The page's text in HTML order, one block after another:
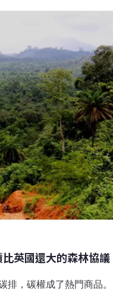
分布熱區多位於台南、嘉
，可能曾是草鴞的重要棲
英國還大的森林協議
排，碳權成了熱門商品。